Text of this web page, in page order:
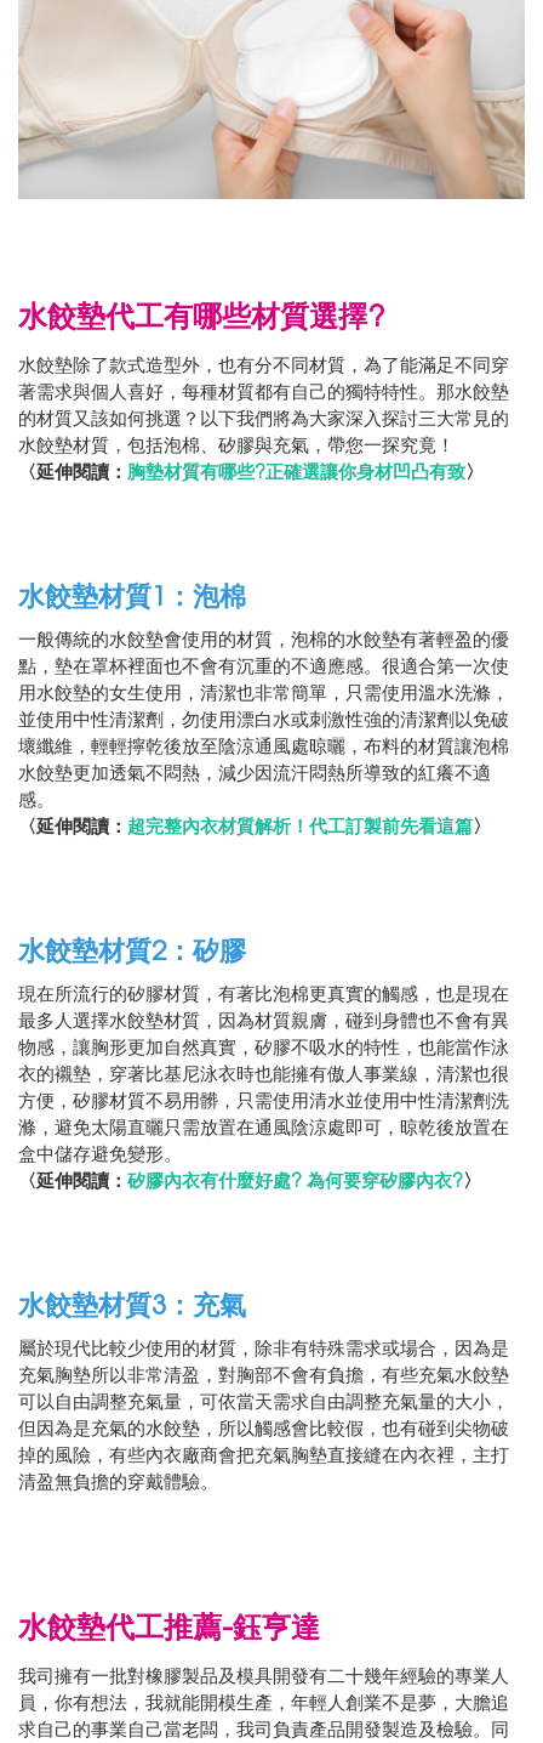
水餃墊代工有哪些材質選擇?
水餃墊除了款式造型外，也有分不同材質，為了能滿足不同穿
著需求與個人喜好，每種材質都有自己的獨特特性。那水餃墊
的材質又該如何挑選？以下我們將為大家深入探討三大常見的
水餃墊材質，包括泡棉、矽膠與充氣，帶您一探究竟！
〈延伸閱讀： 胸墊材質有哪些?正確選讓你身材凹凸有致〉
水餃墊材質1：泡棉
一般傳統的水餃墊會使用的材質，泡棉的水餃墊有著輕盈的優
點，墊在罩杯裡面也不會有沉重的不適應感。很適合第一次使
用水餃墊的女生使用，清潔也非常簡單，只需使用溫水洗滌，
並使用中性清潔劑，勿使用漂白水或刺激性強的清潔劑以免破
壞纖維，輕輕擰乾後放至陰涼通風處晾曬，布料的材質讓泡棉
水餃墊更加透氣不悶熱，減少因流汗悶熱所導致的紅癢不適
感。
〈延伸閱讀： 超完整內衣材質解析！代工訂製前先看這篇〉
水餃墊材質2：矽膠
現在所流行的矽膠材質，有著比泡棉更真實的觸感，也是現在
最多人選擇水餃墊材質，因為材質親膚，碰到身體也不會有異
物感，讓胸形更加自然真實，矽膠不吸水的特性，也能當作泳
衣的襯墊，穿著比基尼泳衣時也能擁有傲人事業線，清潔也很
方便，矽膠材質不易用髒，只需使用清水並使用中性清潔劑洗
滌，避免太陽直曬只需放置在通風陰涼處即可，晾乾後放置在
盒中儲存避免變形。
〈延伸閱讀： 矽膠內衣有什麼好處? 為何要穿矽膠內衣?〉
水餃墊材質3：充氣
屬於現代比較少使用的材質，除非有特殊需求或場合，因為是
充氣胸墊所以非常清盈，對胸部不會有負擔，有些充氣水餃墊
可以自由調整充氣量，可依當天需求自由調整充氣量的大小，
但因為是充氣的水餃墊，所以觸感會比較假，也有碰到尖物破
掉的風險，有些內衣廠商會把充氣胸墊直接縫在內衣裡，主打
清盈無負擔的穿戴體驗。
水餃墊代工推薦-鈺亨達
我司擁有一批對橡膠製品及模具開發有二十幾年經驗的專業人
員，你有想法，我就能開模生產，年輕人創業不是夢，大膽追
求自己的事業自己當老闆，我司負責產品開發製造及檢驗。同